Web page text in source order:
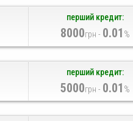
перший кредит:
8000грн - 0.01 %
перший кредит:
5000грн - 0.01 %